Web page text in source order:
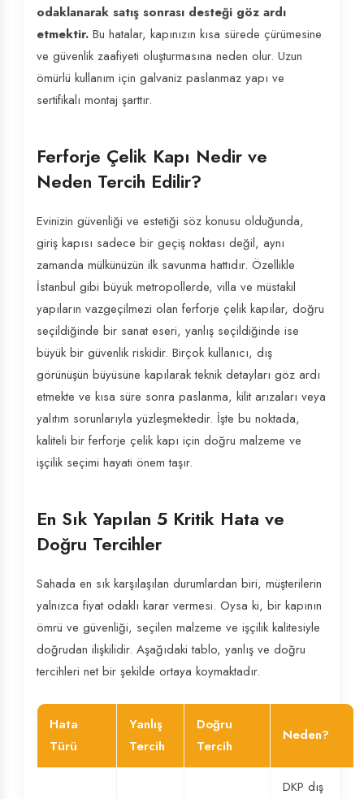
odaklanarak satış sonrası desteği göz ardı
etmektir. Bu hatalar, kapınızın kısa sürede çürümesine
ve güvenlik zaafiyeti oluşturmasına neden olur. Uzun
ömürlü kullanım için galvaniz paslanmaz yapı ve
sertifikalı montaj şarttır.
Ferforje Çelik Kapı Nedir ve
Neden Tercih Edilir?
Evinizin güvenliği ve estetiği söz konusu olduğunda,
giriş kapısı sadece bir geçiş noktası değil, aynı
zamanda mülkünüzün ilk savunma hattıdır. Özellikle
İstanbul gibi büyük metropollerde, villa ve müstakil
yapıların vazgeçilmezi olan ferforje çelik kapılar, doğru
seçildiğinde bir sanat eseri, yanlış seçildiğinde ise
büyük bir güvenlik riskidir. Birçok kullanıcı, dış
görünüşün büyüsüne kapılarak teknik detayları göz ardı
etmekte ve kısa süre sonra paslanma, kilit arızaları veya
yalıtım sorunlarıyla yüzleşmektedir. İşte bu noktada,
kaliteli bir ferforje çelik kapı için doğru malzeme ve
işçilik seçimi hayati önem taşır.
En Sık Yapılan 5 Kritik Hata ve
Doğru Tercihler
Sahada en sık karşılaşılan durumlardan biri, müşterilerin
yalnızca fiyat odaklı karar vermesi. Oysa ki, bir kapının
ömrü ve güvenliği, seçilen malzeme ve işçilik kalitesiyle
doğrudan ilişkilidir. Aşağıdaki tablo, yanlış ve doğru
tercihleri net bir şekilde ortaya koymaktadır.
Hata
Türü
Yanlış
Tercih
Doğru
Tercih
Neden?
DKP dış